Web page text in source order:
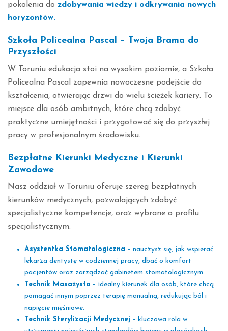
pokolenia do zdobywania wiedzy i odkrywania nowych
horyzontów.
Szkoła Policealna Pascal – Twoja Brama do
Przyszłości
W Toruniu edukacja stoi na wysokim poziomie, a Szkoła
Policealna Pascal zapewnia nowoczesne podejście do
kształcenia, otwierając drzwi do wielu ścieżek kariery. To
miejsce dla osób ambitnych, które chcą zdobyć
praktyczne umiejętności i przygotować się do przyszłej
pracy w profesjonalnym środowisku.
Bezpłatne Kierunki Medyczne i Kierunki
Zawodowe
Nasz oddział w Toruniu oferuje szereg bezpłatnych
kierunków medycznych, pozwalających zdobyć
specjalistyczne kompetencje, oraz wybrane o profilu
specjalistycznym:
Asystentka Stomatologiczna – nauczysz się, jak wspierać
lekarza dentystę w codziennej pracy, dbać o komfort
pacjentów oraz zarządzać gabinetem stomatologicznym.
Technik Masażysta – idealny kierunek dla osób, które chcą
pomagać innym poprzez terapię manualną, redukując ból i
napięcie mięśniowe.
Technik Sterylizacji Medycznej – kluczowa rola w